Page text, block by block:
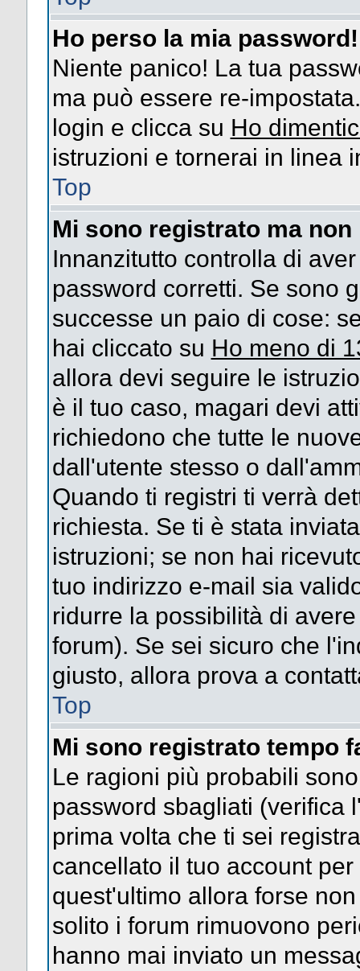
Ho perso la mia password!
Niente panico! La tua
ma può essere re-
login e clicca su Ho
istruzioni e tornerai in linea
Top
Mi sono registrato ma
Innanzitutto controlla di
password corretti. Se sono
successe un paio di cose:
hai cliccato su Ho meno di
allora devi seguire le
è il tuo caso, magari devi
richiedono che tutte le
dall'utente stesso o
Quando ti registri ti verrà
richiesta. Se ti è stata
istruzioni; se non hai
tuo indirizzo e-mail sia
ridurre la possibilità di
forum). Se sei sicuro che
giusto, allora prova a
Top
Mi sono registrato tempo
Le ragioni più probabili
password sbagliati (verifica
prima volta che ti sei
cancellato il tuo account
quest'ultimo allora forse
solito i forum rimuovono
hanno mai inviato un